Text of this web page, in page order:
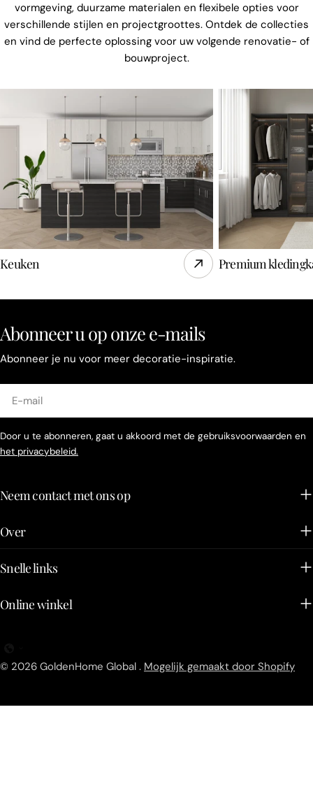
vormgeving, duurzame materialen en flexibele opties voor
verschillende stijlen en projectgroottes. Ontdek de collecties
en vind de perfecte oplossing voor uw volgende renovatie- of
bouwproject.
Keuken Premium
Abonneer u op onze e-mails
Abonneer je nu voor meer decoratie-inspiratie.
mail
Door u te abonneren, gaat u akkoord met de gebruiksvoorwaarden en
het privacybeleid.
Neem contact met ons op
Over
Snelle links
Online winkel
© 2026 GoldenHome Global . Mogelijk gemaakt door Shopify